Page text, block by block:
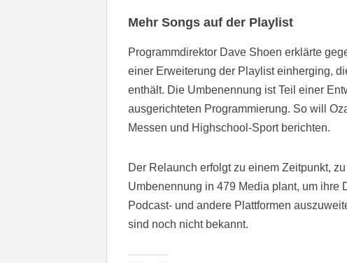
Mehr Songs auf der Playlist
Programmdirektor Dave Shoen erklärte
einer Erweiterung der Playlist einherging,
enthält. Die Umbenennung ist Teil einer
ausgerichteten Programmierung. So will
Messen und Highschool-Sport berichten.
Der Relaunch erfolgt zu einem Zeitpunkt,
Umbenennung in 479 Media plant, um ihre
Podcast- und andere Plattformen
sind noch nicht bekannt.